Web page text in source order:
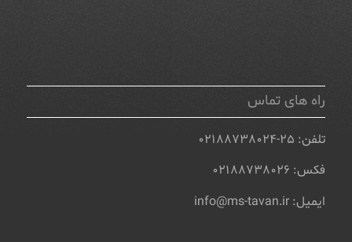
راه های تماس
تلفن: ۲۵-۰۲۱۸۸۷۳۸۰۲۴
فکس: ۰۲۱۸۸۷۳۸۰۲۶
ایمیل: info@ms-tavan.ir